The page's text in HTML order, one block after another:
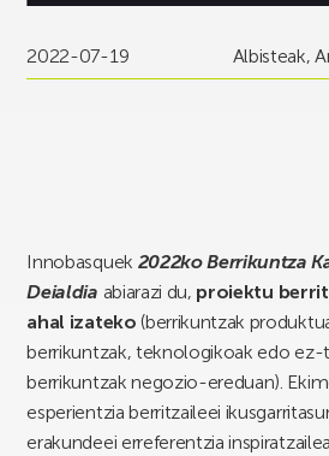
2022-07-19 Albisteak,
Innobasquek 2022ko Berrikuntza
Deialdia abiarazi du, proiektu
ahal izateko (berrikuntzak
berrikuntzak, teknologikoak edo
berrikuntzak negozio-ereduan).
esperientzia berritzaileei
erakundeei erreferentzia